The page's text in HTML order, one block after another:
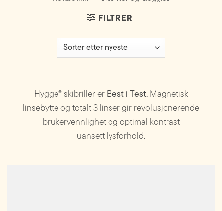
FILTRER
Hygge® skibriller er Best i Test.Magnetisk
linsebytte og totalt 3 linser gir revolusjonerende
brukervennlighet og optimal kontrast
uansett lysforhold.